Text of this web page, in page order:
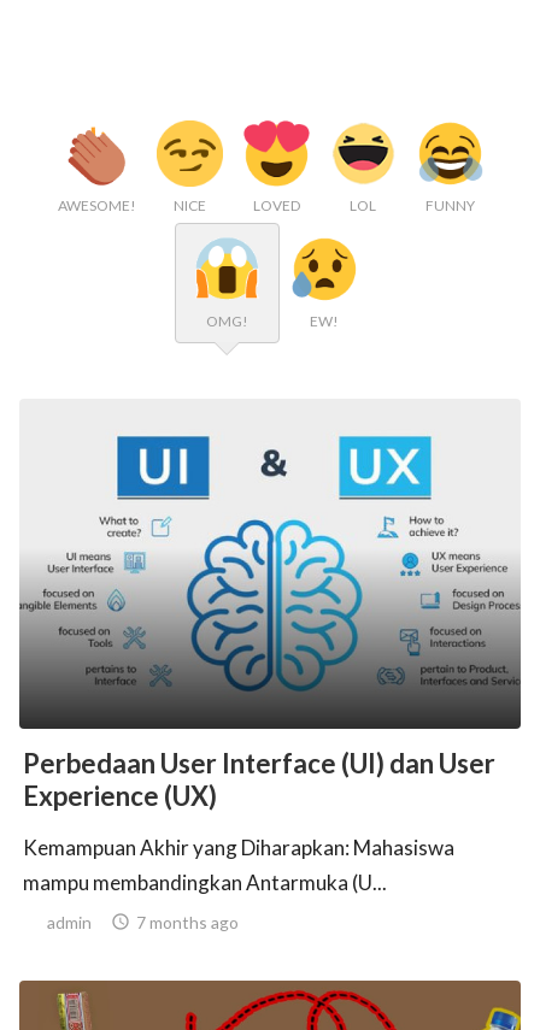
AWESOME! NICE LOVED LOL FUNNY
OMG! EW!
Perbedaan User Interface (UI) dan User
Experience (UX)
Kemampuan Akhir yang Diharapkan: Mahasiswa
mampu membandingkan Antarmuka (U...
admin  7 months ago